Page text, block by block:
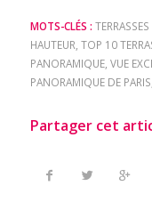
MOTS-CLÉS :
HAUTEUR, TOP 10
PANORAMIQUE, VUE
PANORAMIQUE DE PARIS
Partager cet